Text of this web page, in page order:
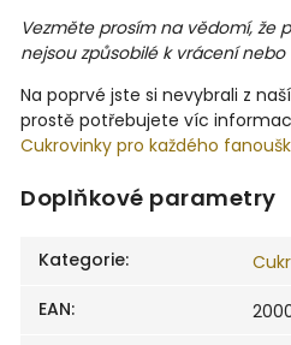
Vezměte prosím na vědomí, že
nejsou způsobilé k vrácení
Na poprvé jste si nevybrali z
prostě potřebujete víc
Cukrovinky pro každého
Doplňkové parametry
Kategorie:
EAN: